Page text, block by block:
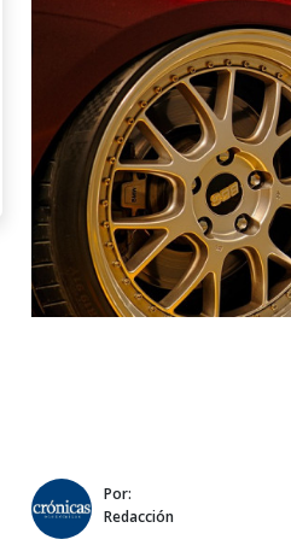
Por:
Redacción